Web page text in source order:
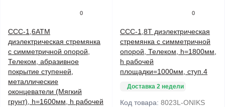
0
ССС-1,6АТМ
диэлектрическая стремянка
с симметричной опорой,
Телеком, абразивное
покрытие ступеней,
металлические
оконцеватели (Мягкий
грунт), h=1600мм, h рабочей
0
ССС-1,8Т диэлектрическая
стремянка с симметричной
опорой, Телеком, h=1800мм,
h рабочей
площадки=1000мм, ступ.4
Доставка 2 недели
Код товара: 8023L-ONIKS